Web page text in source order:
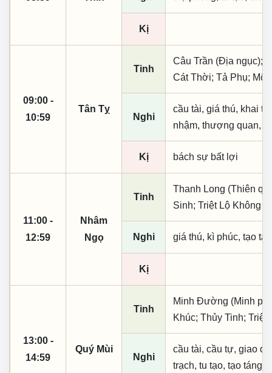
Kị
09:00 -
10:59
Tân Tỵ
Tinh
Câu Trần (Địa ngục);
Cát Thời; Tả Phụ;
Nghi
cầu tài, giá thú, khai
nhậm, thượng quan,
Kị bách sự bất lợi
11:00 -
12:59
Nhâm
Ngọ
Tinh
Thanh Long (Thiên
Sinh; Triệt Lộ Không
Nghi giá thú, kì phúc, tạo
Kị
13:00 -
14:59
Quý Mùi
Tinh
Minh Đường (Minh
Khúc; Thủy Tinh; Triệt
Nghi
cầu tài, cầu tự, giao
trạch, tu tạo, tạo táng,